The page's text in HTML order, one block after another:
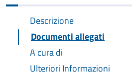
Descrizione
Documenti allegati
A cura di
Ulteriori Informazioni